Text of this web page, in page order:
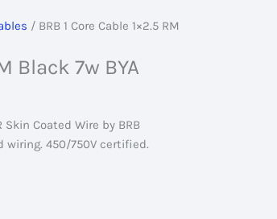
/ BRB 1 Core Cable 1×2.5 RM
Black 7w BYA
Skin Coated Wire by BRB
wiring. 450/750V certified.